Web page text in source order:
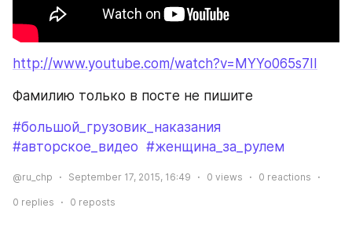
http://www.youtube.com/watch?v=MYYo065s7II
Фамилию только в посте не пишите
#большой_грузовик_наказания
#авторское_видео #женщина_за_рулем
@ru_chp September 17, 2015, 16:49 0 views 0 reactions
0 replies 0 reposts